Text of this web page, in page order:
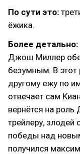
По сути это:
ёжика.
Более детально:
Джош Миллер
безумным. В этот
другому ежу по
отвечает сам
вернётся на
трейлеру,
победы над
получился